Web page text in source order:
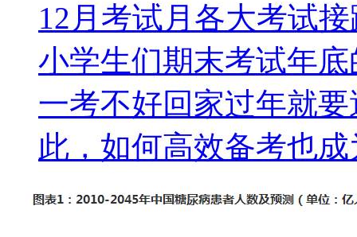
12月考试月各大考试
小学生们期末考试年
一考不好回家过年就
此，如何高效备考也成